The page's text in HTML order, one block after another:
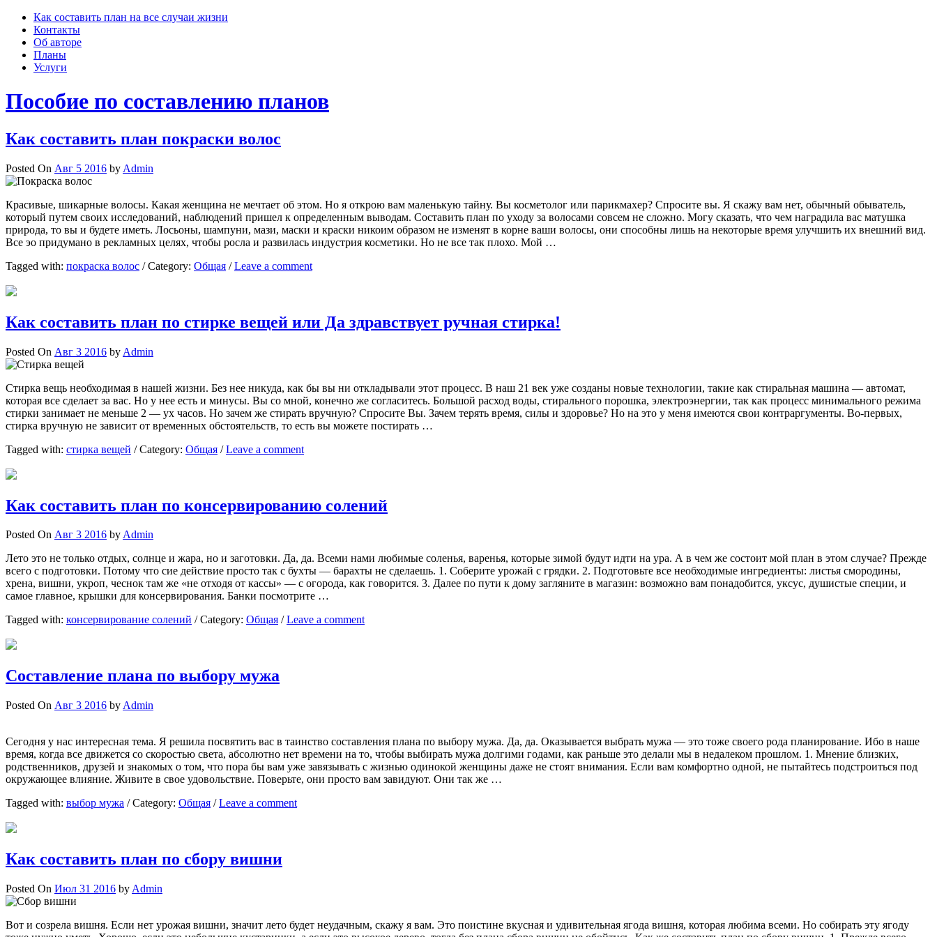
Skip
content
Как составить план на все случаи жизни
Контакты
Об авторе
Планы
Услуги
Пособие по составлению планов
Как составить план покраски волос
Posted On Авг 5 2016 by Admin
Красивые, шикарные волосы. Какая женщина не мечтает об этом. Но я открою вам маленькую тайну. Вы косметолог или парикмахер? Спросите вы. Я скажу вам нет, обычный обыватель,
который путем своих исследований, наблюдений пришел к определенным выводам. Составить план по уходу за волосами совсем не сложно. Могу сказать, что чем наградила вас матушка
природа, то вы и будете иметь. Лосьоны, шампуни, мази, маски и краски никоим образом не изменят в корне ваши волосы, они способны лишь на некоторые время улучшить их внешний вид.
Все эо придумано в рекламных целях, чтобы росла и развилась индустрия косметики. Но не все так плохо. Мой …
Tagged with: покраска волос / Category: Общая / Leave a comment
Как составить план по стирке вещей или Да здравствует ручная стирка!
Posted On Авг 3 2016 by Admin
Стирка вещь необходимая в нашей жизни. Без нее никуда, как бы вы ни откладывали этот процесс. В наш 21 век уже созданы новые технологии, такие как стиральная машина — автомат,
которая все сделает за вас. Но у нее есть и минусы. Вы со мной, конечно же согласитесь. Большой расход воды, стирального порошка, электроэнергии, так как процесс минимального режима
стирки занимает не меньше 2 — ух часов. Но зачем же стирать вручную? Спросите Вы. Зачем терять время, силы и здоровье? Но на это у меня имеются свои контраргументы. Во-первых,
стирка вручную не зависит от временных обстоятельств, то есть вы можете постирать …
Tagged with: стирка вещей / Category: Общая / Leave a comment
Как составить план по консервированию солений
Posted On Авг 3 2016 byAdmin
Лето это не только отдых, солнце и жара, но и заготовки. Да, да. Всеми нами любимые соленья, варенья, которые зимой будут идти на ура. А в чем же состоит мой план в этом случае? Прежде
всего с подготовки. Потому что сие действие просто так с бухты — барахты не сделаешь. 1. Соберите урожай с грядки. 2. Подготовьте все необходимые ингредиенты: листья смородины,
хрена, вишни, укроп, чеснок там же «не отходя от кассы» — с огорода, как говорится. 3. Далее по пути к дому загляните в магазин: возможно вам понадобится, уксус, душистые специи, и
самое главное, крышки для консервирования. Банки посмотрите …
Tagged with: консервирование солений / Category: Общая / Leave a comment
Составление плана по выбору мужа
Posted On Авг 3 2016 by Admin
Сегодня у нас интересная тема. Я решила посвятить вас в таинство составления плана по выбору мужа. Да, да. Оказывается выбрать мужа — это тоже своего рода планирование. Ибо в наше
время, когда все движется со скоростью света, абсолютно нет времени на то, чтобы выбирать мужа долгими годами, как раньше это делали мы в недалеком прошлом. 1. Мнение близких,
родственников, друзей и знакомых о том, что пора бы вам уже завязывать с жизнью одинокой женщины даже не стоят внимания. Если вам комфортно одной, не пытайтесь подстроиться под
окружающее влияние. Живите в свое удовольствие. Поверьте, они просто вам завидуют. Они так же …
Tagged with: выбор мужа / Category: Общая / Leave a comment
Как составить план по сбору вишни
Posted On Июл 31 2016 by Admin
Вот и созрела вишня. Если нет урожая вишни, значит лето будет неудачным, скажу я вам. Это поистине вкусная и удивительная ягода вишня, которая любима всеми. Но собирать эту ягоду